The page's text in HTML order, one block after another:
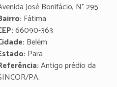
José Bonifácio, N° 295
Fátima
66090-363
Belém
Para
Antigo prédio da
PA.